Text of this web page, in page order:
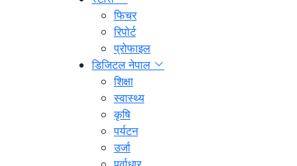
फिचर
रिपोर्ट
प्रोफाइल
डिजिटल नेपाल
शिक्षा
स्वास्थ्य
कृषि
पर्यटन
उर्जा